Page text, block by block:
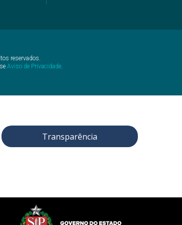
reservados.
Aviso de Privacidade
Transparência